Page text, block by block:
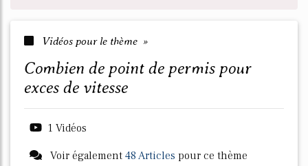
Vidéos pour le thème »
combien de point de permis pour
exces de vitesse
1 Vidéos
Voir également 48 Articles pour ce thème